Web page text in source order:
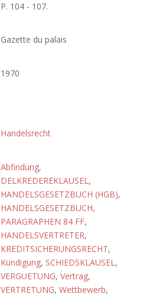
P. 104 - 107.
Gazette du palais
1970
Handelsrecht
Abfindung,
DELKREDEREKLAUSEL,
HANDELSGESETZBUCH (HGB),
HANDELSGESETZBUCH,
PARAGRAPHEN 84 FF,
HANDELSVERTRETER,
KREDITSICHERUNGSRECHT,
Kündigung, SCHIEDSKLAUSEL,
VERGUETUNG, Vertrag,
VERTRETUNG, Wettbewerb,